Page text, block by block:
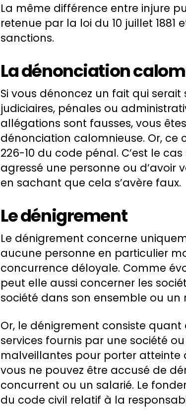
La même différence entre injure
retenue par la loi du 10 juillet
sanctions.
La dénonciation
Si vous dénoncez un fait qui
judiciaires, pénales ou
allégations sont fausses, vous
dénonciation calomnieuse. Or,
226-10 du code pénal. C’est le
agressé une personne ou d’avoir
en sachant que cela s’avère faux.
Le dénigrement
Le dénigrement concerne
aucune personne en particulier
concurrence déloyale. Comme
peut elle aussi concerner les
société dans son ensemble ou
Or, le dénigrement consiste
services fournis par une société
malveillantes pour porter atteinte
vous ne pouvez être accusé de
concurrent ou un salarié. Le
du code civil relatif à la